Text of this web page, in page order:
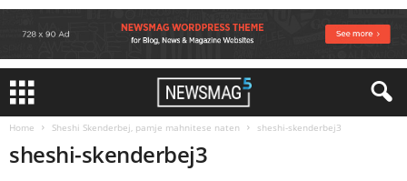
Home Sheshi Skenderbej, pamje mahnitese naten sheshi-skenderbej3
sheshi-skenderbej3